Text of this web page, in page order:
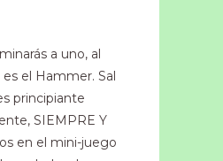
a uno, al
el Hammer. Sal
principiante
SIEMPRE Y
en el mini-juego